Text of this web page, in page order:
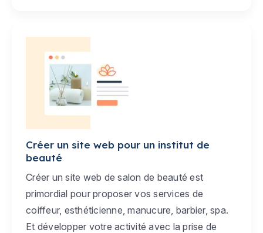
Créer un site web pour un institut de
beauté
Créer un site web de salon de beauté est
primordial pour proposer vos services de
coiffeur, esthéticienne, manucure, barbier, spa.
Et développer votre activité avec la prise de